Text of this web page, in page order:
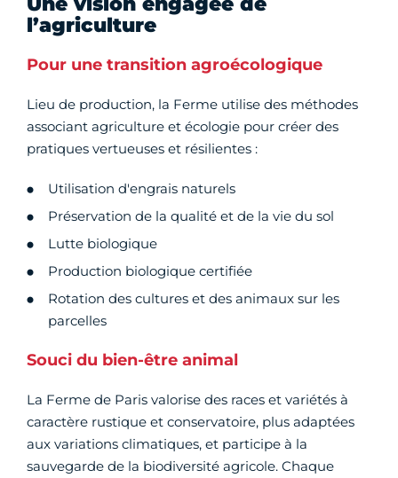
l’agriculture
Pour une transition agroécologique
Lieu de production, la Ferme utilise des méthodes
associant agriculture et écologie pour créer des
pratiques vertueuses et résilientes :
Utilisation d'engrais naturels
Préservation de la qualité et de la vie du sol
Lutte biologique
Production biologique certifiée
Rotation des cultures et des animaux sur les
parcelles
Souci du bien-être animal
La Ferme de Paris valorise des races et variétés à
caractère rustique et conservatoire, plus adaptées
aux variations climatiques, et participe à la
sauvegarde de la biodiversité agricole. Chaque